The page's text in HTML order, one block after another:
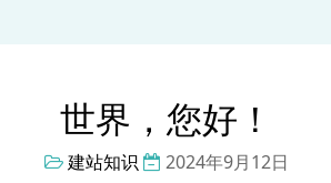
世界，您好！
建站知识 2024年9月12日